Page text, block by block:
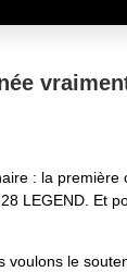
: la
LEGEND. Et
voulons le